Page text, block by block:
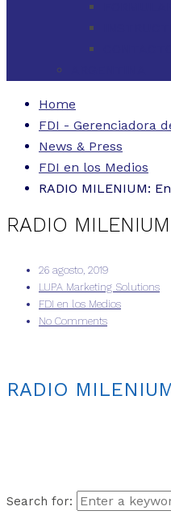
Home
FDI - Gerenciadora
News & Press
FDI en los Medios
RADIO MILENIUM:
RADIO
26 agosto, 2019
LUPA Marketing Solutions
FDI en los Medios
No Comments
RADIO
Search for: